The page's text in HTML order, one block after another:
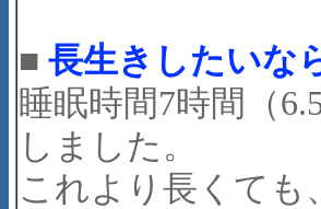
■ 長生きしたいな
睡眠時間7時間（
しました。
これより長くて